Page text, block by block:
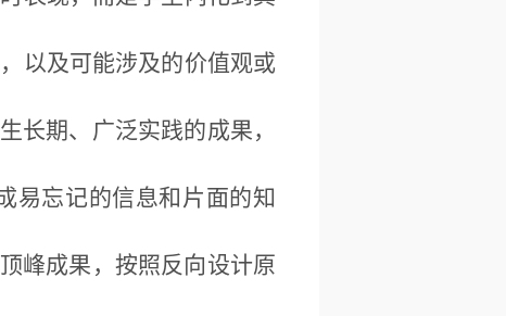
以及可能涉及的价值观或
长期、广泛实践的成果，
易忘记的信息和片面的知
峰成果，按照反向设计原